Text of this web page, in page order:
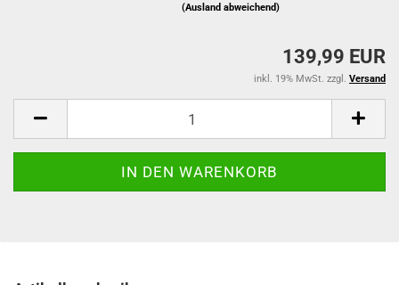
(Ausland abweichend)
139,99 EUR
inkl. 19% MwSt. zzgl. Versand